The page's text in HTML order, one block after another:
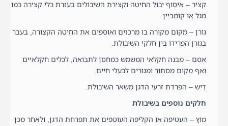
קציר – איסוף יבול החיטה וקצירת השיבולים בעזרת כלי קצירה כמו
מגל או קומביין.
גורן – מקום מקורה בו מרכזים ואוספים את החיטה הקצורה, בעבר
בגורן הפרידו בין חלקי השיבולת.
אסם – מבנה חקלאי המשמש כמחסן לתבואה, לכלים חקלאיים
ואף מקום מסתור ומגורים לבעלי חיים.
דַיִש – הפרדת זרעי הדגן משאר השיבולת.
חלקים נוספים בשיבולת
מוץ – העטיפה או הקליפה העוטפים את תפרחת הדגן, ולאחר מכן